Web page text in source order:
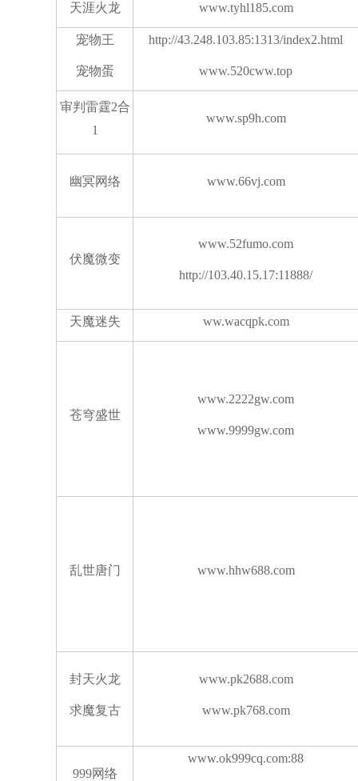
天涯火龙 www.tyhl185.com
宠物王
宠物蛋
http://43.248.103.85:1313/index2.html
www.520cww.top
审判雷霆2合
1
www.sp9h.com
幽冥网络 www.66vj.com
伏魔微变
www.52fumo.com
http://103.40.15.17:11888/
天魔迷失 ww.wacqpk.com
苍穹盛世
www.2222gw.com
www.9999gw.com
乱世唐门 www.hhw688.com
封天火龙
求魔复古
www.pk2688.com
www.pk768.com
999网络
www.ok999cq.com:88